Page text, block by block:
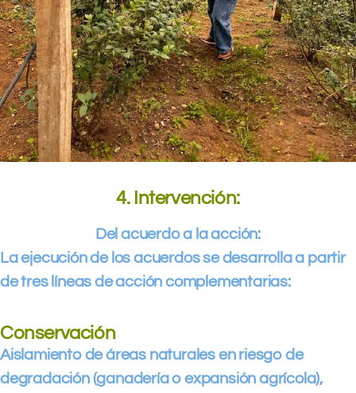
4. Intervención:
Del acuerdo a la acción:
La ejecución de los acuerdos se desarrolla a partir
de tres líneas de acción complementarias:
Conservación
Aislamiento de áreas naturales en riesgo de
degradación (ganadería o expansión agrícola),